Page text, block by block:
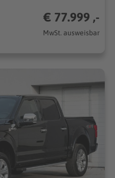
€ 77.999 ,-
MwSt. ausweisbar